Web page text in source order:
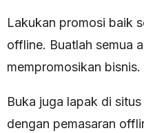
Lakukan promosi baik
offline. Buatlah semua
mempromosikan bisnis.
Buka juga lapak di
dengan pemasaran